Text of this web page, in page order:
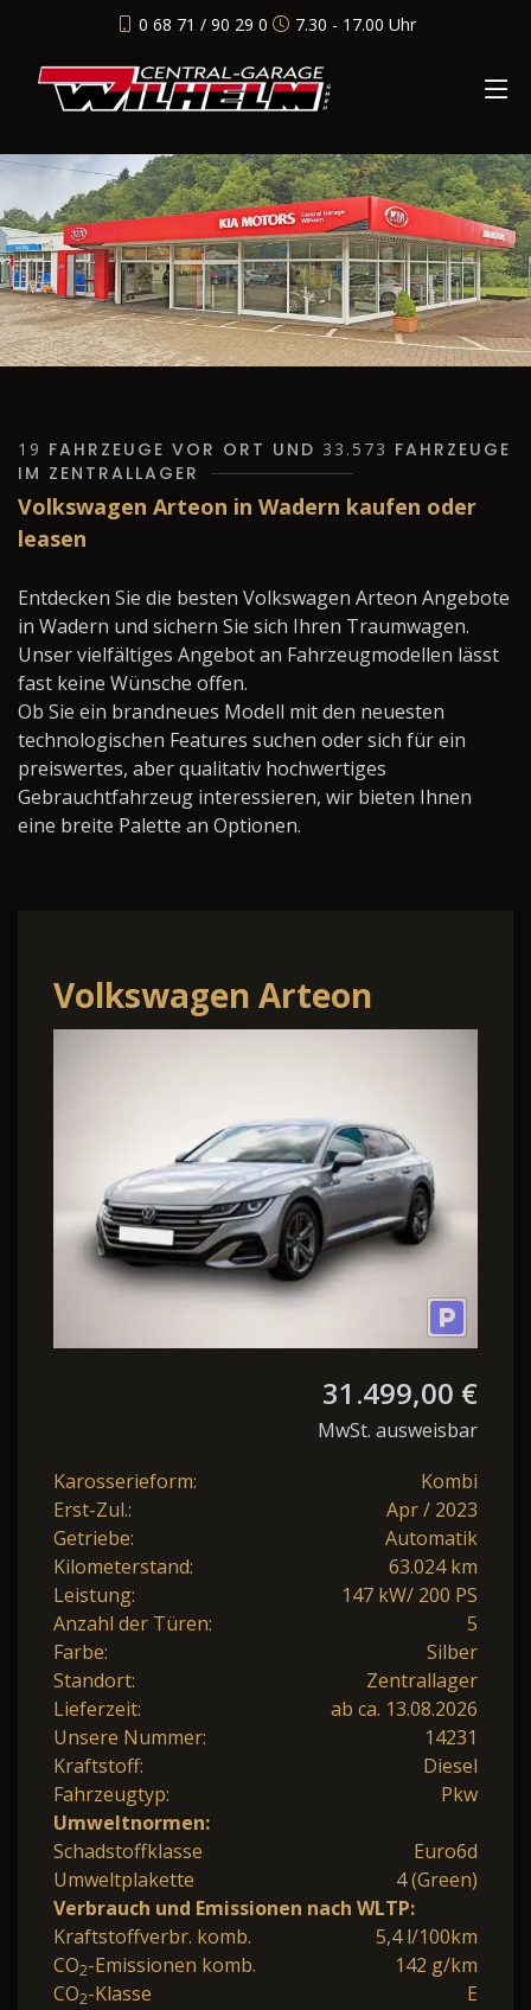
0 68 71 / 90 29 0 7.30 - 17.00 Uhr
19 FAHRZEUGE VOR ORT UND 33.573 FAHRZEUGE
IM ZENTRALLAGER
Volkswagen Arteon in Wadern kaufen oder
leasen
Entdecken Sie die besten Volkswagen Arteon Angebote
in Wadern und sichern Sie sich Ihren Traumwagen.
Unser vielfältiges Angebot an Fahrzeugmodellen lässt
fast keine Wünsche offen.
Ob Sie ein brandneues Modell mit den neuesten
technologischen Features suchen oder sich für ein
preiswertes, aber qualitativ hochwertiges
Gebrauchtfahrzeug interessieren, wir bieten Ihnen
eine breite Palette an Optionen.
Volkswagen Arteon
31.499,00 €
MwSt. ausweisbar
Karosserieform:
Kombi
Erst-Zul.:
Apr / 2023
Getriebe:
Automatik
Kilometerstand:
63.024 km
Leistung:
147 kW/ 200 PS
Anzahl der Türen:
5
Farbe:
Silber
Standort:
Zentrallager
Lieferzeit:
ab ca. 13.08.2026
Unsere Nummer:
14231
Kraftstoff:
Diesel
Fahrzeugtyp:
Pkw
Umweltnormen:
Schadstoffklasse
Euro6d
Umweltplakette
4 (Green)
Verbrauch und Emissionen nach WLTP:
Kraftstoffverbr. komb.
5,4 l/100km
CO2-Emissionen komb.
142 g/km
CO2-Klasse E